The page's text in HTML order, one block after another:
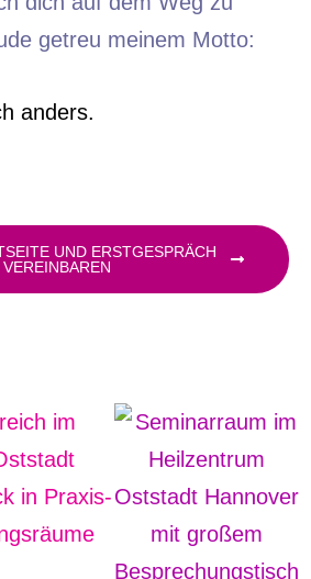
getreu meinem Motto:
anders.
UND ERSTGESPRÄCH
VEREINBAREN